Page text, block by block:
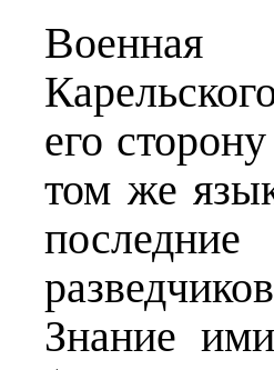
Военная
его
том же
Знание